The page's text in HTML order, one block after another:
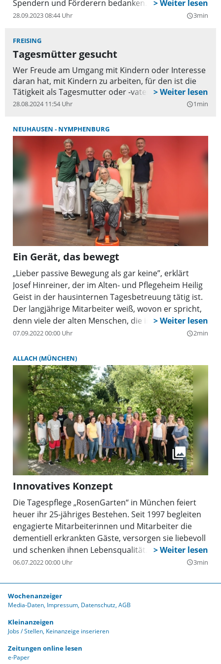
Spendern und Förderern bedanken. „Durch die
großzügige Unterstützung konnten wir unsere
weiterentwickeln“, betont Julia Hager, Leiterin der
Einrichtung. Es gibt Kaffee und Kuchen und die
Möglichkeit, sich die Tagespflege mit ihren vielen
Neuerungen anzuschauen. Das Team steht für
Fragen bereit.
28.09.2023 08:44 Uhr query_builder3min
FREISING
Tagesmütter gesucht
Wer Freude am Umgang mit Kindern oder Interesse
daran hat, mit Kindern zu arbeiten, für den ist die
Tätigkeit als Tagesmutter oder -vater das Richtige.
28.08.2024 11:54 Uhr query_builder1min
NEUHAUSEN - NYMPHENBURG
Ein Gerät, das bewegt
„Lieber passive Bewegung als gar keine”, erklärt
Josef Hinreiner, der im Alten- und Pflegeheim Heilig
Geist in der hausinternen Tagesbetreuung tätig ist.
Der langjährige Mitarbeiter weiß, wovon er spricht,
denn viele der alten Menschen, die im Münchenstift-
Haus am Dom-Pedro-Platz leben, können nicht
erfreuter war man jetzt über die Spende von vier
sogenannten Vibrolegs durch Margot Günther und
ihre Tochter Gabriele Schmoll. Die beiden
Nymphenburgerinnen, die sich seit Jahren im Heim
Heilig Geist engagieren, haben die Massagegeräte,
die mit Vibrationsplatten ausgestattet sind,
sozusagen zur Erprobung im Alltag des Hauses
angeschafft. Sollten die passiven Fitnessgeräte, die
die Venen und Muskeln aktivieren und den Rückfluss
in den Venen fördern, sich bewähren und von den
Seniorinnen und Senioren gut angenommen
werden, so wollen die Spenderinnen nochmals
nachlegen.
07.09.2022 00:00 Uhr query_builder2min
ALLACH (MÜNCHEN)
Innovatives Konzept
Die Tagespflege „RosenGarten“ in München feiert
heuer ihr 25-jähriges Bestehen. Seit 1997 begleiten
engagierte Mitarbeiterinnen und Mitarbeiter die
dementiell erkrankten Gäste, versorgen sie liebevoll
und schenken ihnen Lebensqualität. Und auch die
Angehörigen und Freunde finden Unterstützung.
06.07.2022 00:00 Uhr query_builder3min
Wochenanzeiger
Media-Daten Impressum Datenschutz AGB
Kleinanzeigen
Jobs / Stellen Keinanzeige inserieren
Zeitungen online lesen
e-Paper